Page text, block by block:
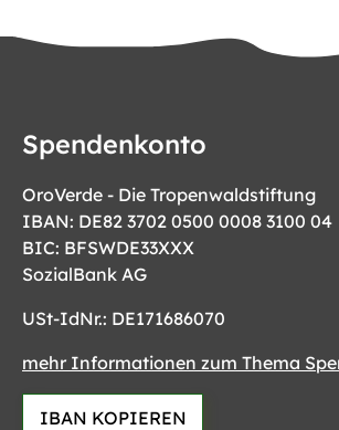
Spendenkonto
OroVerde - Die Tropenwaldstiftung
IBAN: DE82 3702 0500 0008 3100 04
BIC: BFSWDE33XXX
SozialBank AG
USt-IdNr.: DE171686070
mehr Informationen zum Thema
IBAN KOPIEREN